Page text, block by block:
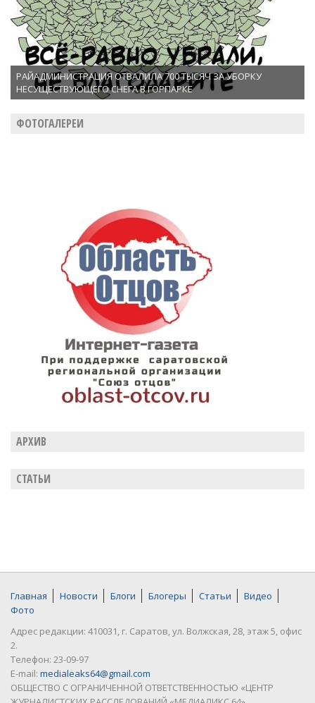
РАЙАДМИНИСТРАЦИЯ ОТВАЛИЛА 700 ТЫСЯЧ ЗА УБОРКУ
НЕСУЩЕСТВУЮЩЕГО СНЕГА В ГОРПАРКЕ
ФОТОГАЛЕРЕИ
АРХИВ
СТАТЬИ
Главная Новости Блоги Блогеры Статьи
Видео
Фото
Адрес редакции: 410031, г. Саратов, ул. Волжская, 28, этаж 5, офис
2.
Телефон: 23-09-97
E-mail: medialeaks64@gmail.com
ОБЩЕСТВО С ОГРАНИЧЕННОЙ ОТВЕТСТВЕННОСТЬЮ «ЦЕНТР